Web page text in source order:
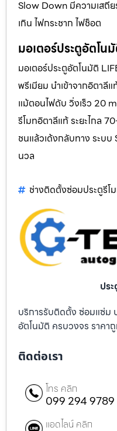
Slow Down มีความเสถี
เกิน ไฟกระชาก ไฟช็อต
มอเตอร์ประตูอัตโน
มอเตอร์ประตูอัตโนมัติ
พรีเมียม นำเข้าจากอิตาลี
แม้ตอนไฟดับ วิ่งเร็ว 20
รีโมทอิตาลีแท้ ระยะไกล
ชนแล้วเด้งกลับทาง ระบ
นวล
ช่างติดตั้งซ่อมประตูรีโ
ปร
บริการรับติดตั้ง ซ่อมแซ่ม
อัตโนมัติ ครบวงจร ราคา
ติดต่อเรา
โทร คลิก
099 294 9789
แอดไลน์ คลิก